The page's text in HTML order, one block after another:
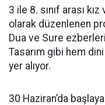
3 ile 8. sınıf arası
olarak düzenlenen
Dua ve Sure
Tasarım gibi hem
yer alıyor.
30 Haziran’da